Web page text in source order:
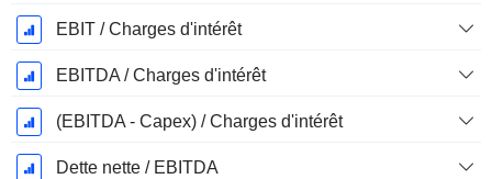
EBIT / Charges d'intérêt
EBITDA / Charges d'intérêt
(EBITDA - Capex) / Charges d'intérêt
Dette nette / EBITDA